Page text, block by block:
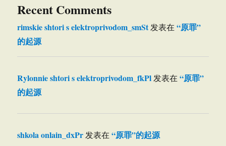
Recent Comments
rimskie shtori s elektroprivodom_smSt发表在“原罪”
的起源
Rylonnie shtori s elektroprivodom_fkPl 发表在“原罪”
的起源
shkola onlain_dxPr 发表在“原罪”的起源